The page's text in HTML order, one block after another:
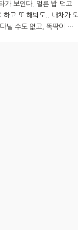
가 보인다. 얼른 밥 먹고
고 또 해봐도.. 내차가 되
닐 수도 없고, 똑딱이 조